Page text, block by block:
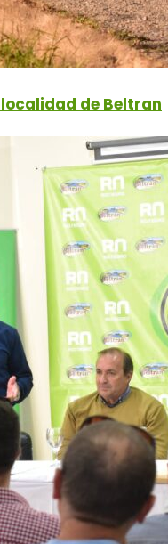
localidad de Beltran